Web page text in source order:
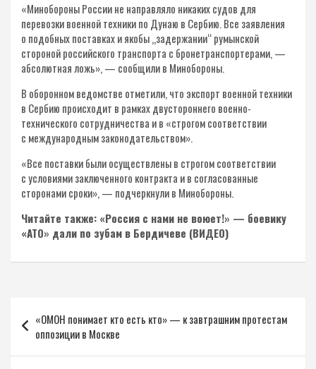
«Минобороны России не направляло никаких судов для
перевозки военной техники по Дунаю в Сербию. Все заявления
о подобных поставках и якобы „задержании“ румынской
стороной российского транспорта с бронетранспортерами, —
абсолютная ложь», — сообщили в Минобороны.
В оборонном ведомстве отметили, что экспорт военной техники
в Сербию происходит в рамках двустороннего военно-
технического сотрудничества и в «строгом соответствии
с международным законодательством».
«Все поставки были осуществлены в строгом соответствии
с условиями заключенного контракта и в согласованные
сторонами сроки», — подчеркнули в Минобороны.
Читайте также: «Россия с нами не воюет!» — боевику
«АТО» дали по зубам в Бердичеве (ВИДЕО)
по
записям
«ОМОН понимает кто есть кто» — к завтрашним протестам
оппозиции в Москве